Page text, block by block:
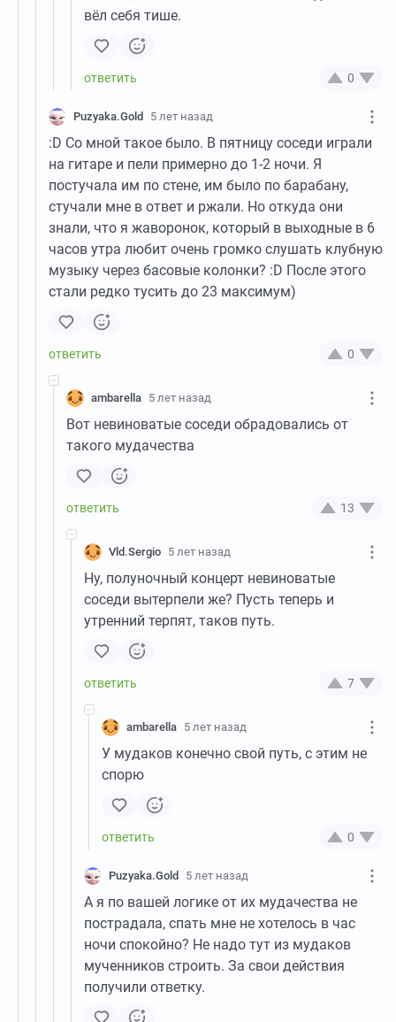
вёл себя тише.
0
Puzyaka.Gold 5 лет назад
:D Со мной такое было. В пятницу соседи играли
на гитаре и пели примерно до 1-2 ночи. Я
постучала им по стене, им было по барабану,
стучали мне в ответ и ржали. Но откуда они
знали, что я жаворонок, который в выходные в 6
часов утра любит очень громко слушать клубную
музыку через басовые колонки? :D После этого
стали редко тусить до 23 максимум)
0
ambarella 5 лет назад
Вот невиноватые соседи обрадовались от
такого мудачества
13
Vld.Sergio 5 лет назад
Ну, полуночный концерт невиноватые
соседи вытерпели же? Пусть теперь и
утренний терпят, таков путь.
7
ambarella 5 лет назад
У мудаков конечно свой путь, с этим не
спорю
0
Puzyaka.Gold 5 лет назад
А я по вашей логике от их мудачества не
пострадала, спать мне не хотелось в час
ночи спокойно? Не надо тут из мудаков
мученников строить. За свои действия
получили ответку.